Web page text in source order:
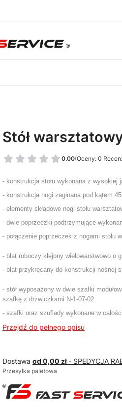
Stół
0.00(Oceny: 0
- konstrukcja stołu wykonana z
- konstrukcja nogi zaginana pod kątem
- elementy składowe nogi stołu
- dwie poprzeczki podtrzymujące
- połączenie poprzeczek z nogami stołu
- blat roboczy klejony wielowarstwowo o
- blat przykręcany do konstrukcji nośnej
- stół wyposażony w dwie szafki
szafkę z drzwiczkami N-1-07-02
- szafki oraz szuflady wykonane w
Przejdź do pełnego opisu
Dostawa od 0,00 zł - SPEDYCJA
Przesyłka paletowa